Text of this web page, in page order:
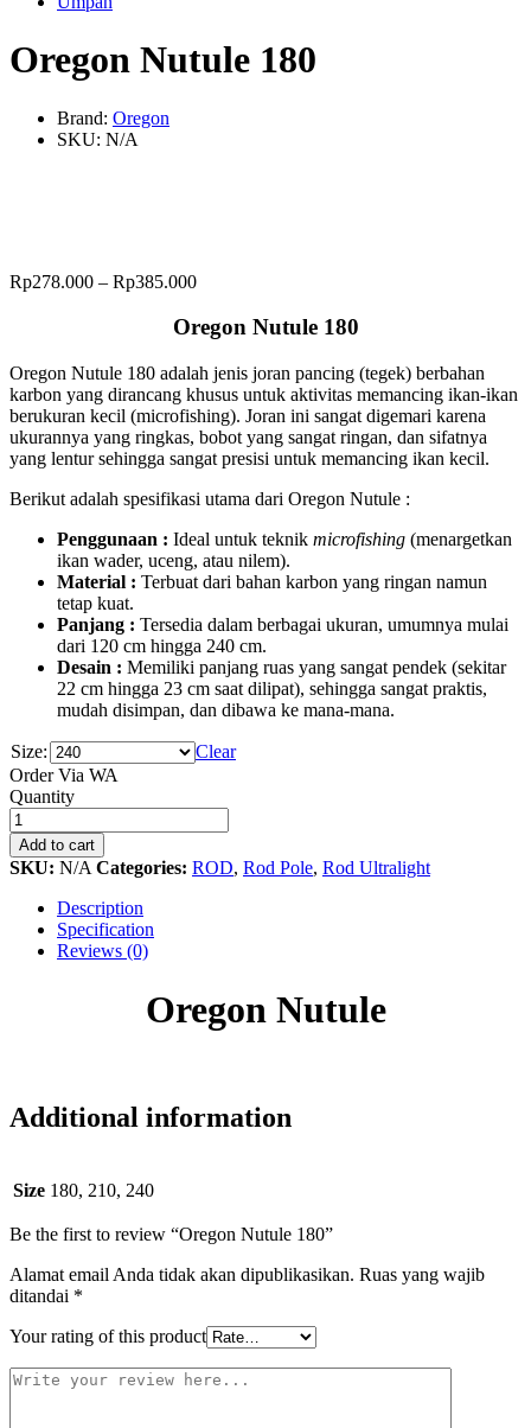
Oregon Nutule 180
Brand: Oregon
SKU: N/A
Rp278.000 – Rp385.000
Oregon Nutule 180
Oregon Nutule 180 adalah jenis joran pancing (tegek) berbahan
karbon yang dirancang khusus untuk aktivitas memancing ikan-ikan
berukuran kecil (microfishing). Joran ini sangat digemari karena
ukurannya yang ringkas, bobot yang sangat ringan, dan sifatnya
yang lentur sehingga sangat presisi untuk memancing ikan kecil.
Berikut adalah spesifikasi utama dari Oregon Nutule :
Penggunaan : Ideal untuk teknik microfishing (menargetkan
ikan wader, uceng, atau nilem).
Material : Terbuat dari bahan karbon yang ringan namun
tetap kuat.
Panjang : Tersedia dalam berbagai ukuran, umumnya mulai
dari 120 cm hingga 240 cm.
Desain : Memiliki panjang ruas yang sangat pendek (sekitar
22 cm hingga 23 cm saat dilipat), sehingga sangat praktis,
mudah disimpan, dan dibawa ke mana-mana.
Size:
Clear
Order Via WA
Oregon
Nutule
180
quantity
Quantity
Add to cart
SKU: N/A Categories: ROD, Rod Pole, Rod Ultralight
Description
Specification
Reviews (0)
Oregon Nutule
Additional information
Size 180, 210, 240
Be the first to review “Oregon Nutule 180”
Alamat email Anda tidak akan dipublikasikan. Ruas yang wajib
ditandai *
Your rating of this product